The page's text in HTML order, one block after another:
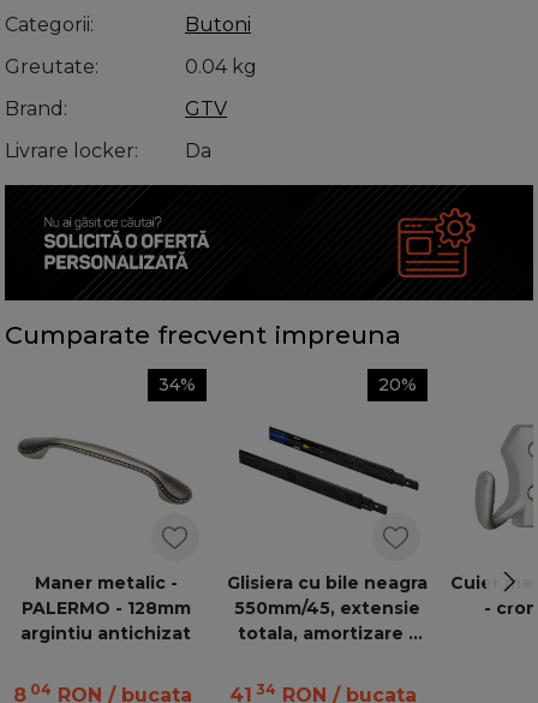
Categorii
Butoni
Greutate
0.04 kg
Brand
GTV
Livrare locker
Da
Cumparate frecvent impreuna
34%
Maner metalic -
PALERMO - 128mm
argintiu antichizat
8 04 RON / bucata
20%
Glisiera cu bile neagra
550mm/45, extensie
totala, amortizare -
41 34 RON / bucata
Cuier
-